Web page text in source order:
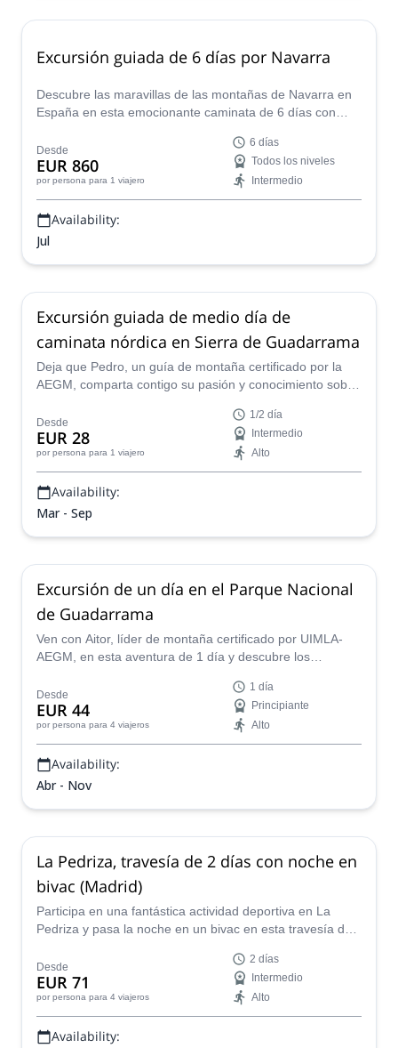
Excursión guiada de 6 días por Navarra
Descubre las maravillas de las montañas de Navarra en
España en esta emocionante caminata de 6 días con
Desde
EUR 860
por persona para 1 viajero
6 días
Todos los niveles
Intermedio
Availability:
Jul
Excursión guiada de medio día de
caminata nórdica en Sierra de Guadarrama
Deja que Pedro, un guía de montaña certificado por la
AEGM, comparta contigo su pasión y conocimiento sobre
en uno de los lugares más hermosos de España, el
Parque Nacional de la Sierra de Guadarrama.
Desde
EUR 28
por persona para 1 viajero
1/2 día
Intermedio
Alto
Availability:
Mar - Sep
Excursión de un día en el Parque Nacional
de Guadarrama
Ven con Aitor, líder de montaña certificado por UIMLA-
AEGM, en esta aventura de 1 día y descubre los
Sierra de Guadarrama.
Desde
EUR 44
por persona para 4 viajeros
1 día
Principiante
Alto
Availability:
Abr - Nov
La Pedriza, travesía de 2 días con noche en
bivac (Madrid)
Participa en una fantástica actividad deportiva en La
Pedriza y pasa la noche en un bivac en esta travesía de
certificado por UIMLA-AEGM.
Desde
EUR 71
por persona para 4 viajeros
2 días
Intermedio
Alto
Availability: